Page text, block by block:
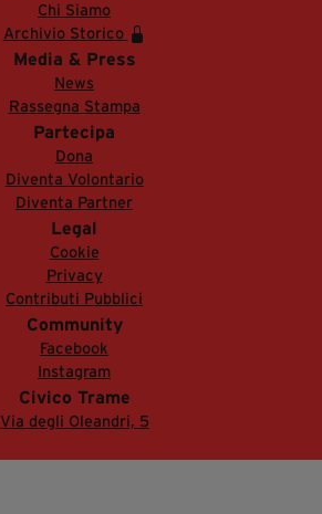
Chi Siamo
Archivio Storico
Media & Press
News
Rassegna Stampa
Partecipa
Dona
Diventa Volontario
Diventa Partner
Legal
Cookie
Privacy
Contributi Pubblici
Community
Facebook
Instagram
Civico Trame
Via degli Oleandri, 5